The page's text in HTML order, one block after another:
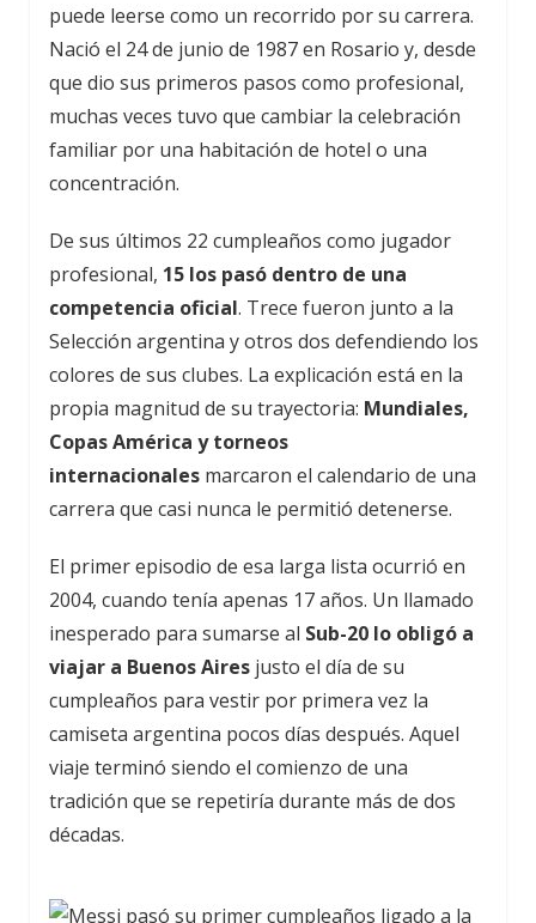
puede leerse como un recorrido por su carrera.
Nació el 24 de junio de 1987 en Rosario y, desde
que dio sus primeros pasos como profesional,
muchas veces tuvo que cambiar la celebración
familiar por una habitación de hotel o una
concentración.
De sus últimos 22 cumpleaños como jugador
profesional, 15 los pasó dentro de una
competencia oficial. Trece fueron junto a la
Selección argentina y otros dos defendiendo los
colores de sus clubes. La explicación está en la
propia magnitud de su trayectoria: Mundiales,
Copas América y torneos
internacionales marcaron el calendario de una
carrera que casi nunca le permitió detenerse.
El primer episodio de esa larga lista ocurrió en
2004, cuando tenía apenas 17 años. Un llamado
inesperado para sumarse al Sub-20 lo obligó a
viajar a Buenos Aires justo el día de su
cumpleaños para vestir por primera vez la
camiseta argentina pocos días después. Aquel
viaje terminó siendo el comienzo de una
tradición que se repetiría durante más de dos
décadas.